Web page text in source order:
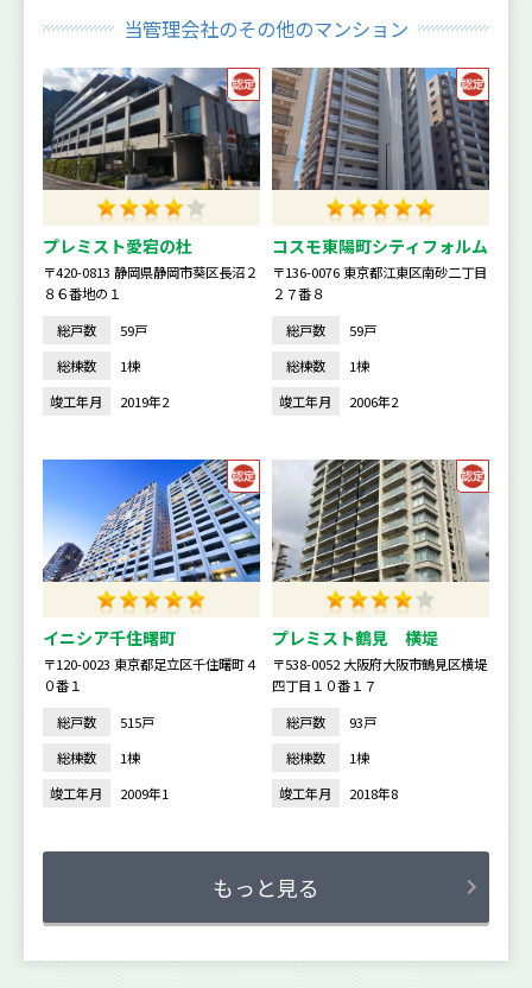
当管理会社のその他のマンション
プレミスト愛宕の杜
〒420-0813 静岡県静岡市葵区長沼２
８６番地の１
総戸数
59戸
総棟数
1棟
竣工年月
2019年2
コスモ東陽町シティフォルム
〒136-0076 東京都江東区南砂二丁目
２７番８
総戸数
59戸
総棟数
1棟
竣工年月
2006年2
イニシア千住曙町
〒120-0023 東京都足立区千住曙町４
０番１
総戸数
515戸
総棟数
1棟
竣工年月
2009年1
プレミスト鶴見 横堤
〒538-0052 大阪府大阪市鶴見区横堤
四丁目１０番１７
総戸数
93戸
総棟数
1棟
竣工年月
2018年8
もっと見る